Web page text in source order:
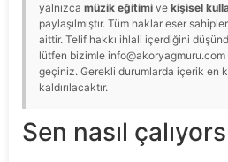
yalnızca müzik eğitimi ve kişisel
paylaşılmıştır. Tüm haklar eser
aittir. Telif hakkı ihlali içerdiğini
lütfen bizimle
geçiniz. Gerekli durumlarda içerik en
kaldırılacaktır.
Sen nasıl